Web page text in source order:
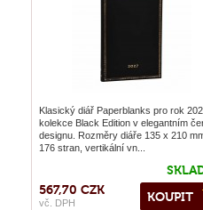
Klasický diář Paperblanks pro rok
kolekce Black Edition v elegantním
designu. Rozměry diáře 135 x 210
176 stran, vertikální vn...
KOUPIT
567,70 CZK
vč. DPH